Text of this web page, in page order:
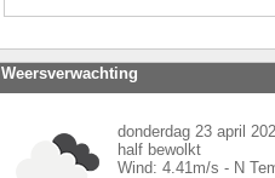
Weersverwachting
donderdag 23 april
half bewolkt
Wind: 4.41 m/s - N